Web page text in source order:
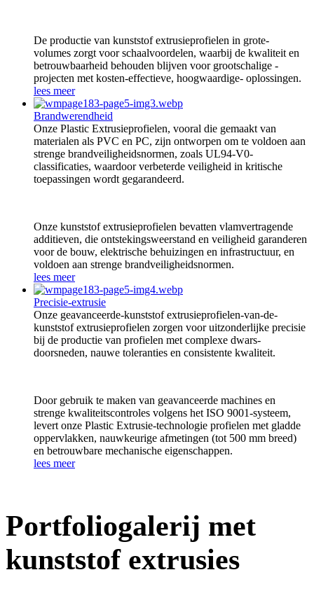
De productie van kunststof extrusieprofielen in grote-
volumes zorgt voor schaalvoordelen, waarbij de kwaliteit en
betrouwbaarheid behouden blijven voor grootschalige -
projecten met kosten-effectieve, hoogwaardige- oplossingen.
lees meer
Brandwerendheid
Onze Plastic Extrusieprofielen, vooral die gemaakt van
materialen als PVC en PC, zijn ontworpen om te voldoen aan
strenge brandveiligheidsnormen, zoals UL94-V0-
classificaties, waardoor verbeterde veiligheid in kritische
toepassingen wordt gegarandeerd.
Onze kunststof extrusieprofielen bevatten vlamvertragende
additieven, die ontstekingsweerstand en veiligheid garanderen
voor de bouw, elektrische behuizingen en infrastructuur, en
voldoen aan strenge brandveiligheidsnormen.
lees meer
Precisie-extrusie
Onze geavanceerde-kunststof extrusieprofielen-van-de-
kunststof extrusieprofielen zorgen voor uitzonderlijke precisie
bij de productie van profielen met complexe dwars-
doorsneden, nauwe toleranties en consistente kwaliteit.
Door gebruik te maken van geavanceerde machines en
strenge kwaliteitscontroles volgens het ISO 9001-systeem,
levert onze Plastic Extrusie-technologie profielen met gladde
oppervlakken, nauwkeurige afmetingen (tot 500 mm breed)
en betrouwbare mechanische eigenschappen.
lees meer
Portfoliogalerij met
kunststof extrusies